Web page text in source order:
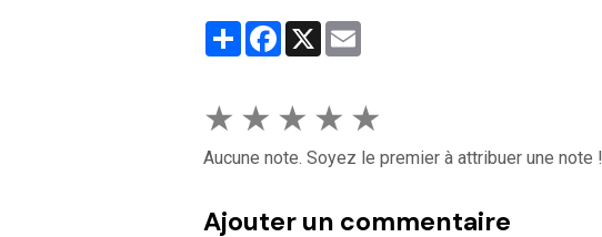
PartagerFacebook
X
★ ★ ★ ★ ★
Aucune note. Soyez le premier à attribuer une note !
Ajouter un commentaire